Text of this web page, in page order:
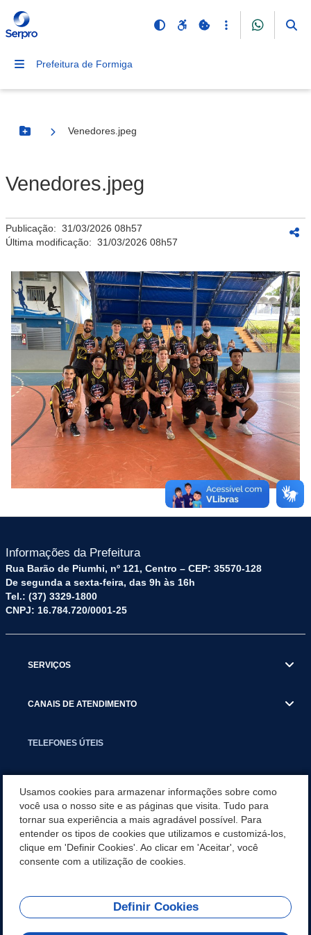
Prefeitura de Formiga
Botão Menu
Venedores.jpeg
Venedores.jpeg
Publicação: 31/03/2026 08h57
Última modificação: 31/03/2026 08h57
Informações da Prefeitura
Rua Barão de Piumhi, nº 121, Centro – CEP: 35570-128
De segunda a sexta-feira, das 9h às 16h
Tel.: (37) 3329-1800
CNPJ: 16.784.720/0001-25
SERVIÇOS
CANAIS DE ATENDIMENTO
TELEFONES ÚTEIS
NOTÍCIAS
APLICATIVO
REDES SOCIAIS
Usamos cookies para armazenar informações sobre como
você usa o nosso site e as páginas que visita. Tudo para
tornar sua experiência a mais agradável possível. Para
entender os tipos de cookies que utilizamos e customizá-los,
clique em 'Definir Cookies'. Ao clicar em 'Aceitar', você
consente com a utilização de cookies.
Definir Cookies